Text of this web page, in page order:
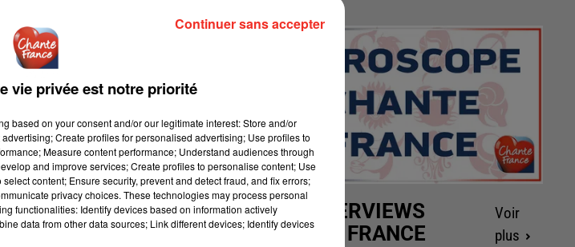
LES INTERVIEWS
CHANTE FRANCE
Voir
plus
vie privée est notre priorité
based on your consent and/or our legitimate interest: Store and/or
Create profiles for personalised advertising; Use profiles to
Measure content performance; Understand audiences through
and improve services; Create profiles to personalise content; Use
content; Ensure security, prevent and detect fraud, and fix errors;
privacy choices. These technologies may process personal
functionalities: Identify devices based on information actively
data from other data sources; Link different devices; Identify devices
Continuer sans accepter